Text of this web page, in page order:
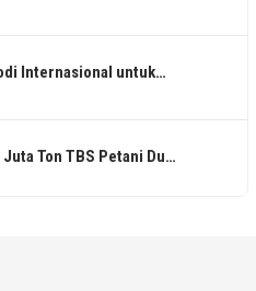
Internasional untuk…
Ton TBS Petani Du…